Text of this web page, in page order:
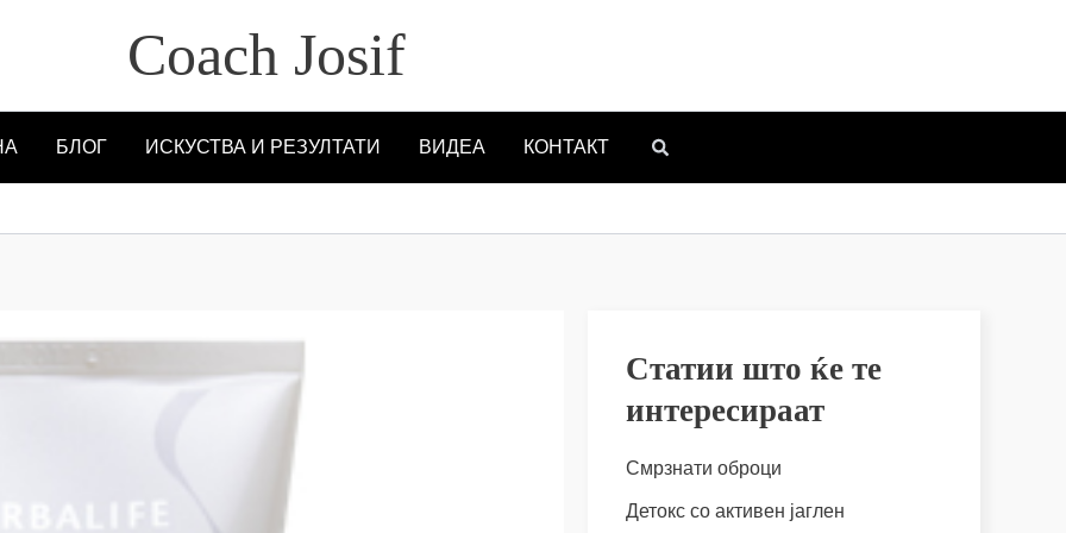
Coach Josif
БЛОГ ИСКУСТВА И РЕЗУЛТАТИ ВИДЕА КОНТАКТ
Статии што ќе те
интересираат
Смрзнати оброци
Детокс со активен јаглен